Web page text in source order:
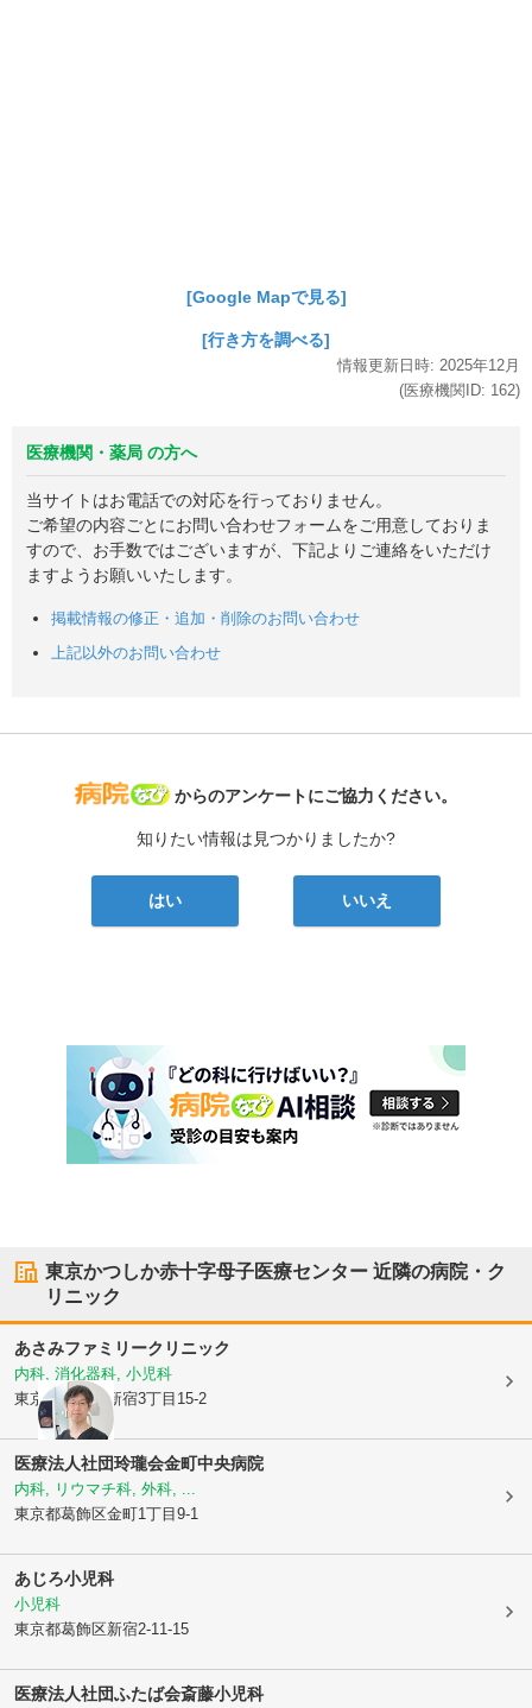
[Google Mapで見る]
[行き方を調べる]
情報更新日時: 2025年12月
(医療機関ID: 162)
医療機関・薬局 の方へ
当サイトはお電話での対応を行っておりません。
ご希望の内容ごとにお問い合わせフォームをご用意しておりま
すので、お手数ではございますが、下記よりご連絡をいただけ
ますようお願いいたします。
掲載情報の修正・追加・削除のお問い合わせ
上記以外のお問い合わせ
病院なび
からのアンケートにご協力ください。
知りたい情報は見つかりましたか?
はい いいえ
東京かつしか赤十字母子医療センター 近隣の病院・ク
リニック
あさみファミリークリニック
内科, 消化器科, 小児科
東京都葛飾区 新宿3丁目15-2
医療法人社団玲瓏会金町中央病院
内科, リウマチ科, 外科, ...
東京都葛飾区金町1丁目9-1
あじろ小児科
小児科
東京都葛飾区新宿2-11-15
医療法人社団ふたば会斎藤小児科